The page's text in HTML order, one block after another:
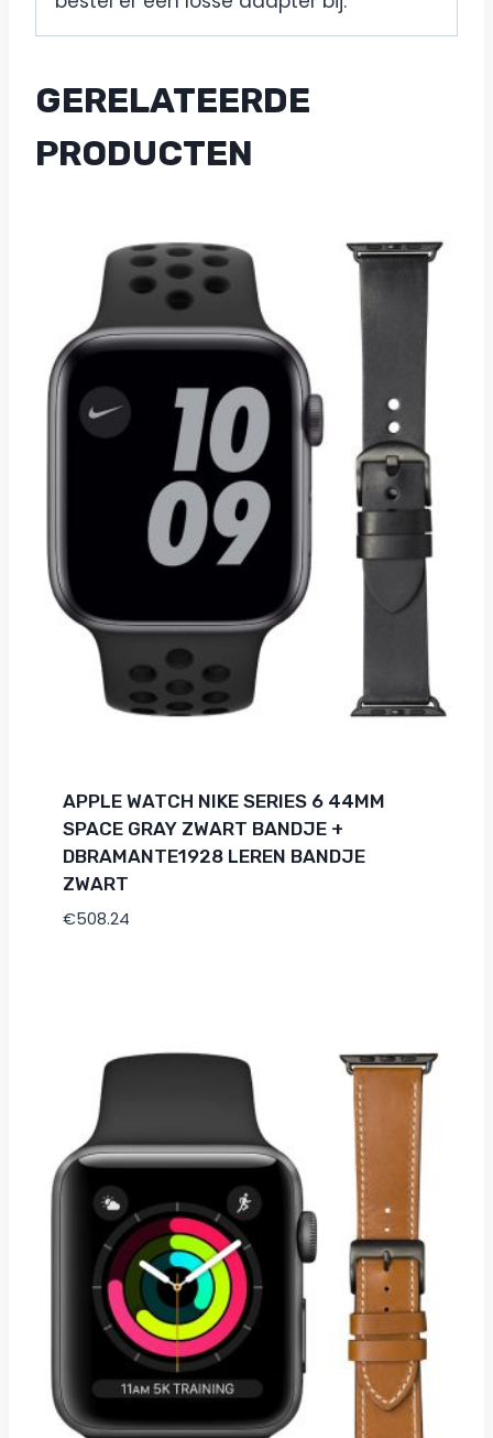
GERELATEERDE
PRODUCTEN
APPLE WATCH NIKE SERIES 6 44MM
SPACE GRAY ZWART BANDJE +
DBRAMANTE1928 LEREN BANDJE
ZWART
€508.24